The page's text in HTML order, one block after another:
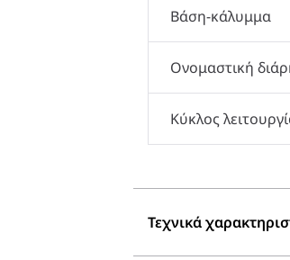
Βάση-κάλυμμα
Ονομαστική
Κύκλος
Τεχνικά